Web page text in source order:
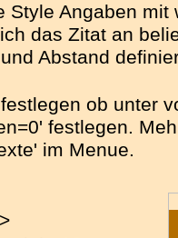
Angaben
das Zitat an
Abstand
ob unter
festlegen.
im Menue.